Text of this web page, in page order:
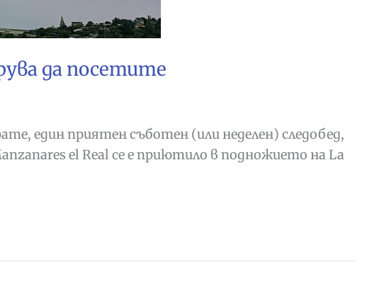
да посетите
един приятен съботен (или неделен) следобед,
el Real се е приютило в подножието на La